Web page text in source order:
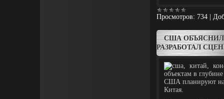
Просмотров: 734
США
РАЗРАБОТАЛ
США планируют
Китая.